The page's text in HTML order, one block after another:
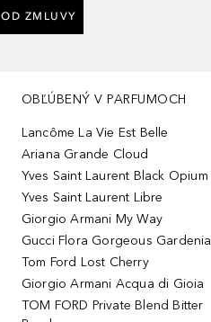
ZMLUVY
OBĽÚBENÝ V PARFUMOCH
Lancôme La Vie Est Belle
Ariana Grande Cloud
Yves Saint Laurent Black Opium
Yves Saint Laurent Libre
Giorgio Armani My Way
Gucci Flora Gorgeous Gardenia
Tom Ford Lost Cherry
Giorgio Armani Acqua di Gioia
TOM FORD Private Blend Bitter